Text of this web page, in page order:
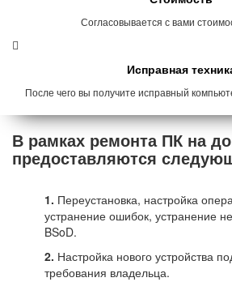
Согласовывается с вами
Исправная
После чего вы получите исправный
В рамках ремонта ПК на
предоставляются
1. Переустановка, настройка
устранение ошибок, устранение
BSoD.
2. Настройка нового устройства
требования владельца.